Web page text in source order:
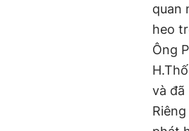
quan
heo
Ông
và đã